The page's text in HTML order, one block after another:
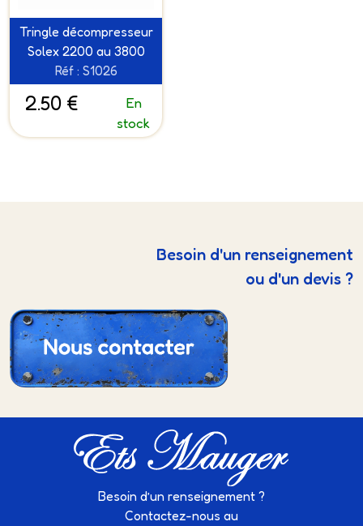
Tringle décompresseur
Solex 2200 au 3800
Réf : S1026
2.50 €
En
stock
Besoin d'un renseignement
ou d'un devis ?
Besoin d’un renseignement ?
Contactez-nous au